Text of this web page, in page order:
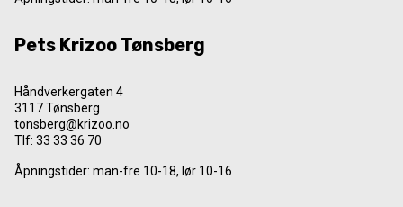
Pets Krizoo Tønsberg
Håndverkergaten 4
3117 Tønsberg
tonsberg@krizoo.no
Tlf: 33 33 36 70
Åpningstider: man-fre 10-18, lør 10-16